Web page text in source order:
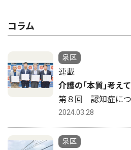
コラム
泉区
連載
介護の｢本質｣考え
第８回 認知症につ
2024.03.28
泉区